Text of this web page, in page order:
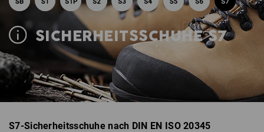
SICHERHEITSSCHUHE S7
S7-Sicherheitsschuhe nach DIN EN ISO 20345